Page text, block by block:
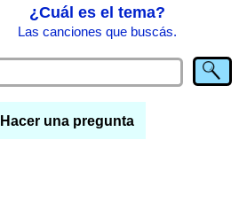
¿Cuál es el tema?
Las canciones que buscás.
Hacer una pregunta